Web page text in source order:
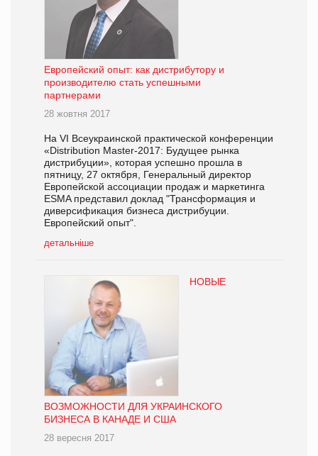
Европейский опыт: как дистрибутору и
производителю стать успешными
партнерами
28 жовтня 2017
На VІ Всеукраинской практической конференции
«Distribution Master-2017: Будущее рынка
дистрибуции», которая успешно прошла в
пятницу, 27 октября, Генеральный директор
Европейской ассоциации продаж и маркетинга
ESMA представил доклад "Трансформация и
диверсификация бизнеса дистрибуции.
Европейский опыт".
детальніше
НОВЫЕ
ВОЗМОЖНОСТИ ДЛЯ УКРАИНСКОГО
БИЗНЕСА В КАНАДЕ И США
28 вересня 2017